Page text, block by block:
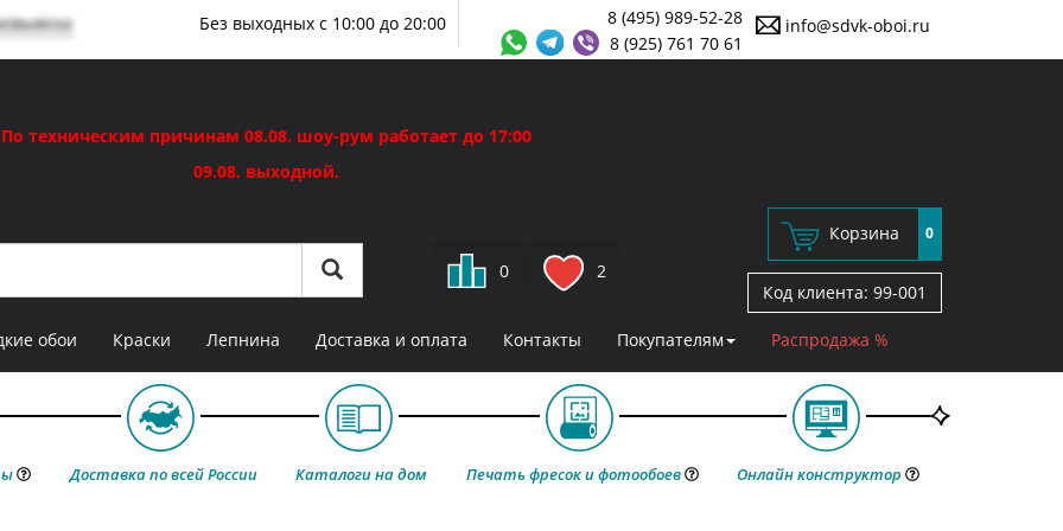
info@sdvk-oboi.ru
8 (495) 989-52-28
8 (925) 761 70 61
Без выходных с 10:00 до 20:00
По техническим причинам 08.08. шоу-рум работает до 17:00
09.08. выходной.
0 2
Корзина 0
Код клиента: 99-001
обои Краски Лепнина Доставка и оплата Контакты Покупателям Распродажа %
Доставка по всей России Каталоги на дом Печать фресок и фотообоев Онлайн конструктор